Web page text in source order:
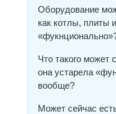
Оборудование
как котлы, плиты
Что такого может
она устарела
вообще?
Может сейчас